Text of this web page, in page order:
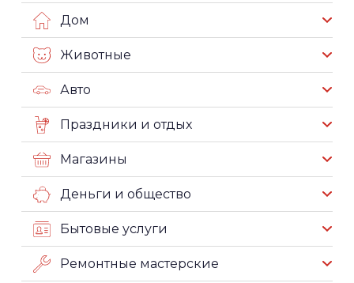
Дом
Животные
Авто
Праздники и отдых
Магазины
Деньги и общество
Бытовые услуги
Ремонтные мастерские